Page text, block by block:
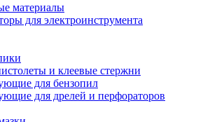
материалы
для электроинструмента
и клеевые стержни
для бензопил
для дрелей и перфораторов